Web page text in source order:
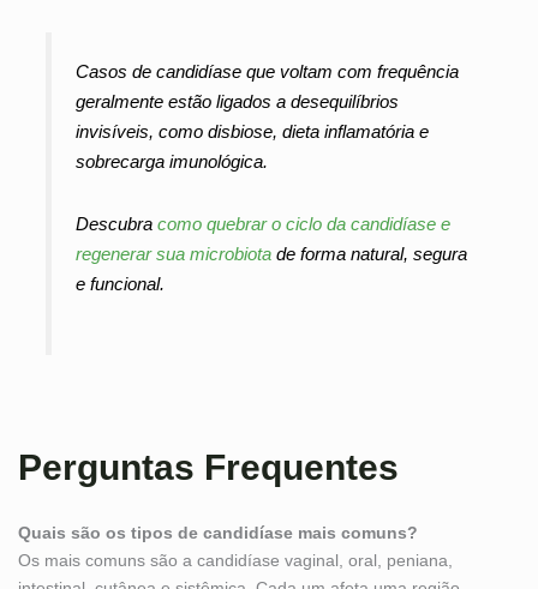
Casos de candidíase que voltam com frequência
geralmente estão ligados a desequilíbrios
invisíveis, como disbiose, dieta inflamatória e
sobrecarga imunológica.
Descubracomo quebrar o ciclo da candidíase e
regenerar sua microbiota de forma natural, segura
e funcional.
Perguntas Frequentes
Quais são os tipos de candidíase mais comuns?
Os mais comuns são a candidíase vaginal, oral, peniana,